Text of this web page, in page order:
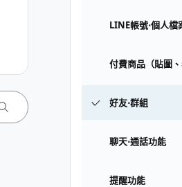
LINE帳號⋅個人檔
付費商品（貼圖
好友⋅群組
聊天⋅通話功能
提醒功能